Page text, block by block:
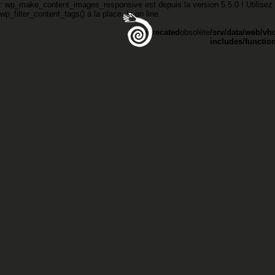
: wp_make_content_images_responsive est depuis la version 5.5.0 ! Utilisez
wp_filter_content_tags() à la place. inon line
Deprecated obsolète/srv/data/web/
includes/